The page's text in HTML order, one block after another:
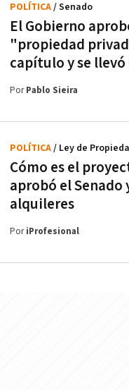
El Gobierno
"propiedad
capítulo y se
POLÍTICA/ Senado
PorPablo Sieira
Cómo es el
aprobó el Senado
alquileres
POLÍTICA/ Ley de
PoriProfesional